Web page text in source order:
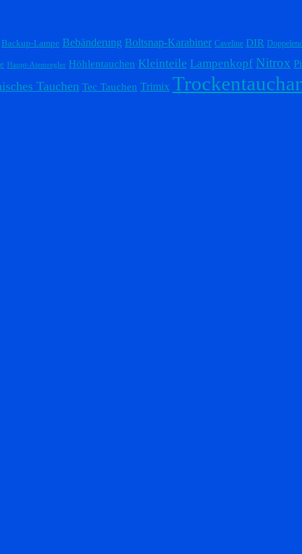
Backup-Lampe Bebänderung Boltsnap-Karabiner Caveline DIR
Haupt-Atemregler Höhlentauchen Kleinteile Lampenkopf Nitrox
Tauchen Tec Tauchen Trimix